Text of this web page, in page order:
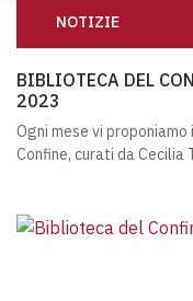
NOTIZIE
BIBLIOTECA DEL
2023
Ogni mese vi
Confine, curati da